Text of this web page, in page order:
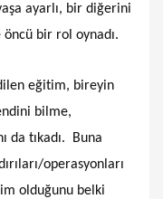
ayarlı, bir diğerini
bir rol oynadı.
eğitim, bireyin
bilme,
da tıkadı. Buna
operasyonları
olduğunu belki